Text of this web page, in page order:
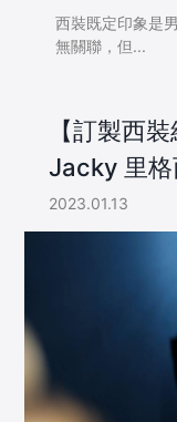
西裝既定印象是
無關聯，但...
【訂製西
Jacky 里格
2023.01.13